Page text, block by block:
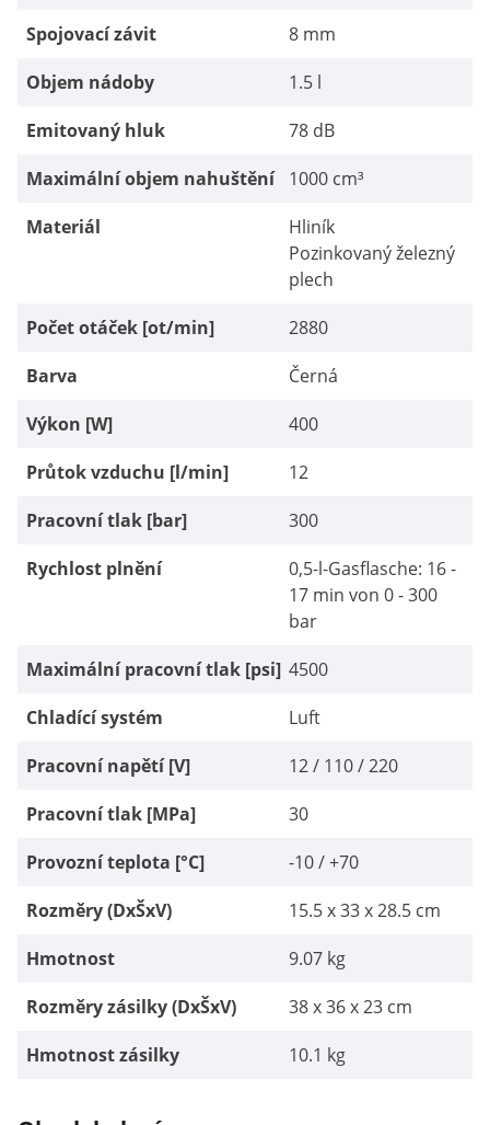
Spojovací závit
8 mm
Objem nádoby
1.5 l
Emitovaný hluk
78 dB
Maximální objem nahuštění
1000 cm³
Materiál
Hliník
Pozinkovaný železný
plech
Počet otáček [ot/min]
2880
Barva
Černá
Výkon [W]
400
Průtok vzduchu [l/min]
12
Pracovní tlak [bar]
300
Rychlost plnění
0,5-l-Gasflasche: 16 -
17 min von 0 - 300
bar
Maximální pracovní tlak [psi] 4500
Chladící systém
Luft
Pracovní napětí [V]
12 / 110 / 220
Pracovní tlak [MPa]
30
Provozní teplota [°C]
-10 / +70
Rozměry (DxŠxV)
15.5 x 33 x 28.5 cm
Hmotnost
9.07 kg
Rozměry zásilky (DxŠxV)
38 x 36 x 23 cm
Hmotnost zásilky
10.1 kg